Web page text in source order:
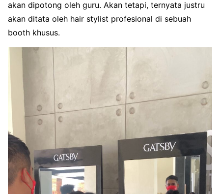
akan dipotong oleh guru. Akan tetapi, ternyata justru
akan ditata oleh hair stylist profesional di sebuah
booth khusus.